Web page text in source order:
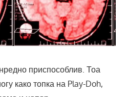
приспособлив. Тоа
како топка на Play-Doh,